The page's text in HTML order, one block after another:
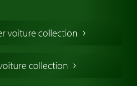
voiture collection
collection